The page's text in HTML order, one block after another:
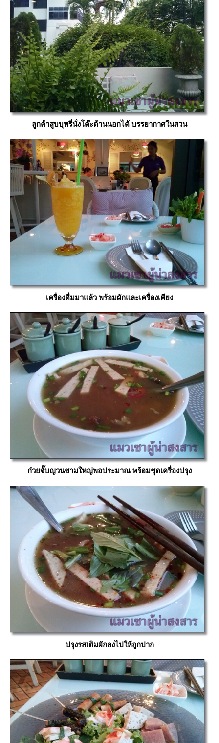
ลูกค้าสูบบุหรี่นั่งโต๊ะด้านนอกได้ บรรยากาศในสวน
เครื่องดื่มมาแล้ว พร้อมผักและเครื่องเคียง
ก๋วยจั๊บญวนชามใหญ่พอประมาณ พร้อมชุดเครื่องปรุง
ปรุงรสเติมผักลงไปให้ถูกปาก